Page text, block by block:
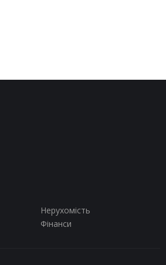
Нерухомість
Фінанси